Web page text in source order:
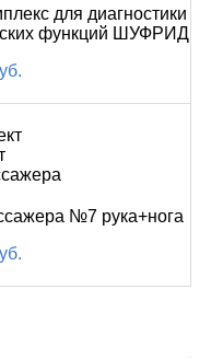
для диагностики
функций ШУФРИД
№7 рука+нога